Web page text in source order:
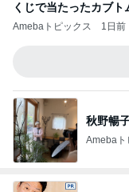
くじで当たったカブト
Amebaトピックス 1日前
秋野暢
Amebaト